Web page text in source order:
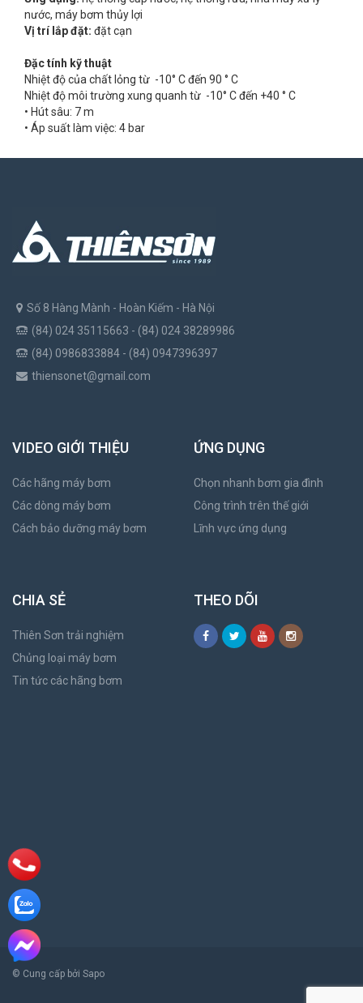
nước, máy bơm thủy lợi
Vị trí lắp đặt: đặt cạn
Đặc tính kỹ thuật
Nhiệt độ của chất lỏng từ -10° C đến 90 ° C
Nhiệt độ môi trường xung quanh từ -10° C đến +40 ° C
• Hút sâu: 7 m
• Áp suất làm việc: 4 bar
Số 8 Hàng Mành - Hoàn Kiếm - Hà Nội
(84) 024 35115663 - (84) 024 38289986
(84) 0986833884 - (84) 0947396397
thiensonet@gmail.com
VIDEO GIỚI THIỆU
Các hãng máy bơm
Các dòng máy bơm
Cách bảo dưỡng máy bơm
ỨNG DỤNG
Chọn nhanh bơm gia đình
Công trình trên thế giới
Lĩnh vực ứng dụng
CHIA SẺ
Thiên Sơn trải nghiệm
Chủng loại máy bơm
Tin tức các hãng bơm
THEO DÕI
© Cung cấp bởi Sapo